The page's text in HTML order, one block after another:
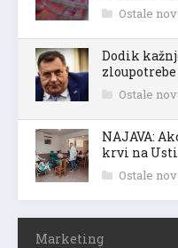
Ostale
Dodik
zloupotrebe
Ostale
NAJAVA:
krvi na
Ostale
Marketing